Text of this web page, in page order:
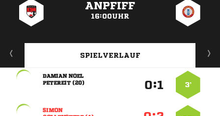
ANPFIFF
16:00UHR
SPIELVERLAUF
3’
:
 
 
